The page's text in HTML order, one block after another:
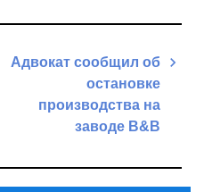
Адвокат сообщил об
остановке
производства на
заводе B&B